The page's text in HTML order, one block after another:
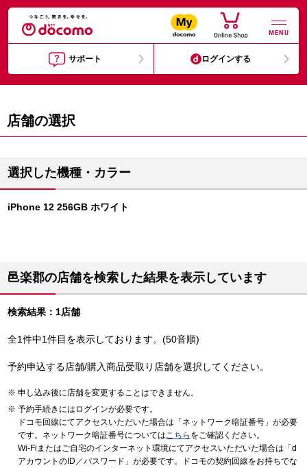
MENU
サポート ログインする
店舗の選択
選択した機種・カラー
iPhone 12 256GB ホワイト
邑楽郡の店舗を検索した結果を表示しています
検索結果：1店舗
全1件中1件目を表示しております。(50音順)
予約申込する店舗/購入商品受取り店舗を選択してください。
申し込み後に店舗を変更することはできません。
予約手続きにはログインが必要です。
ドコモ回線にてアクセスいただいた場合は「ネットワーク暗証番号」が必要
です。ネットワーク暗証番号についてはこちら をご確認ください。
Wi-Fiまたはご自宅のインターネット環境にてアクセスいただいた場合は「d
アカウントのID／パスワード」が必要です。ドコモの契約回線をお持ちでな